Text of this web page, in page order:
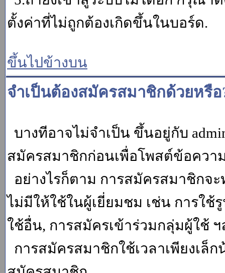
ตั้งค่าที่ไม่ถูกต้องเกิดขึ้นในบอร์ด.
ขึ้นไปข้างบน
จำเป็นต้องสมัครสมาชิกด้วยหรือ
บางทีอาจไม่จำเป็น ขึ้นอยู่กับ
สมัครสมาชิกก่อนเพื่อโพสต์ข้อควา
อย่างไรก็ตาม การสมัครสมาชิก
ไม่มีให้ใช้ในผู้เยี่ยมชม เช่น การใช้
ใช้อื่น, การสมัครเข้าร่วมกลุ่มผู้ใช้ ฯ
การสมัครสมาชิกใช้เวลาเพียงเ